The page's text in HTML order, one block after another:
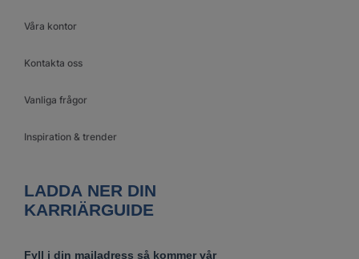
Våra kontor
Kontakta oss
Vanliga frågor
Inspiration & trender